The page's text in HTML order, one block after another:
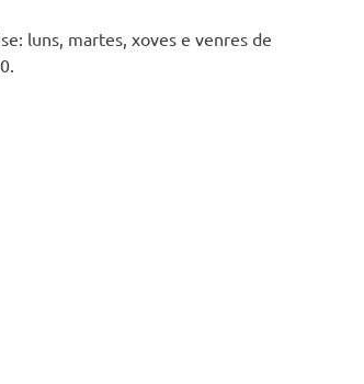
luns, martes, xoves e venres de